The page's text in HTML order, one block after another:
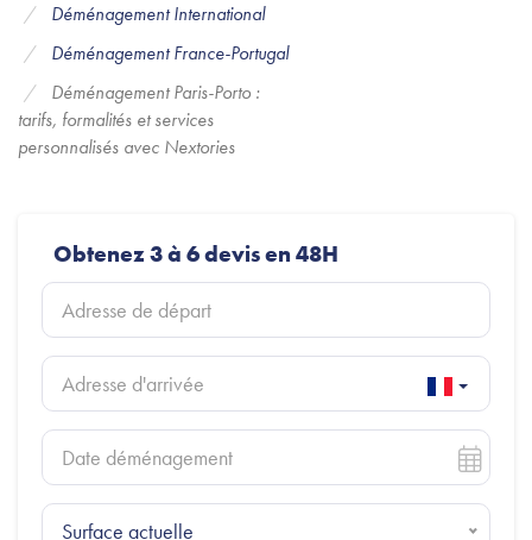
Déménagement International
Déménagement France-Portugal
Déménagement Paris-Porto :
tarifs, formalités et services
personnalisés avec Nextories
Obtenez 3 à 6 devis en 48H
Surface actuelle